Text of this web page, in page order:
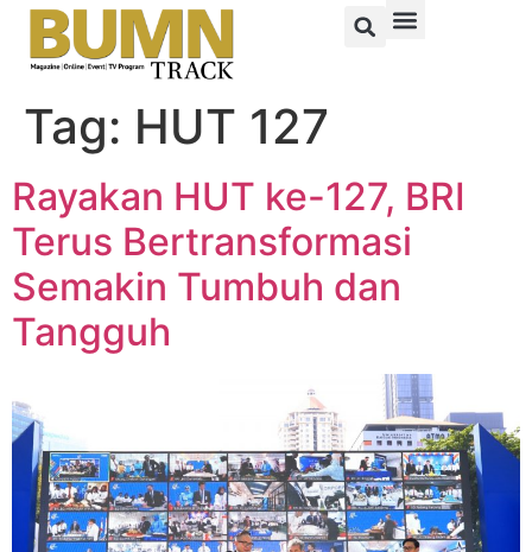
Tag: HUT 127
Rayakan HUT ke-127, BRI
Terus Bertransformasi
Semakin Tumbuh dan
Tangguh